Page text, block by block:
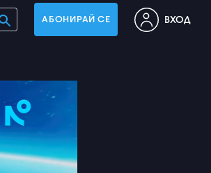
АБОНИРАЙ СЕ ВХОД